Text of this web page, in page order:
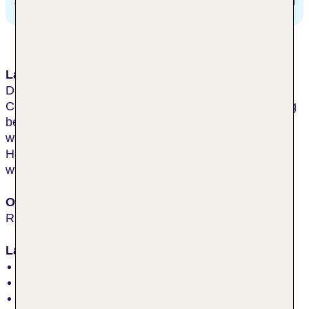
Lage & Umgebung
Das Hotel liegt günstig am Anfang des Strandes der
Copacabana. Das Einkaufszentrum RioSul Shopping
befindet sich in der unmittelbaren Umgebung,
während Pão de Açúcar etwa 2 km entfernt ist. Das
Hotel ist genauso nah an der Innenstadt wie zu den
wichtigsten Sehenswürdigkeiten in Rio gelegen.
Ort
Rio de Janeiro
Lage